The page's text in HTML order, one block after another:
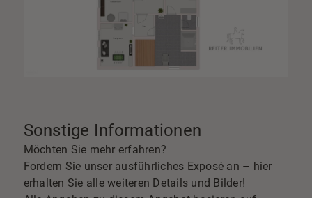
Sonstige Informationen
Möchten Sie mehr erfahren?
Fordern Sie unser ausführliches Exposé an – hier
erhalten Sie alle weiteren Details und Bilder!